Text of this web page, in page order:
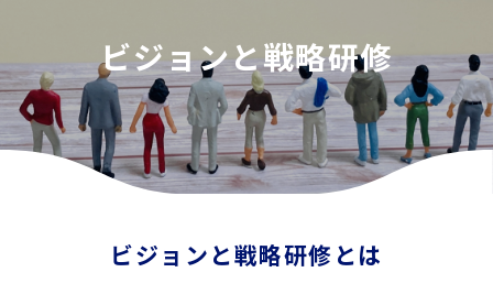
ビジョンと戦略研修
ビジョンと戦略研修とは